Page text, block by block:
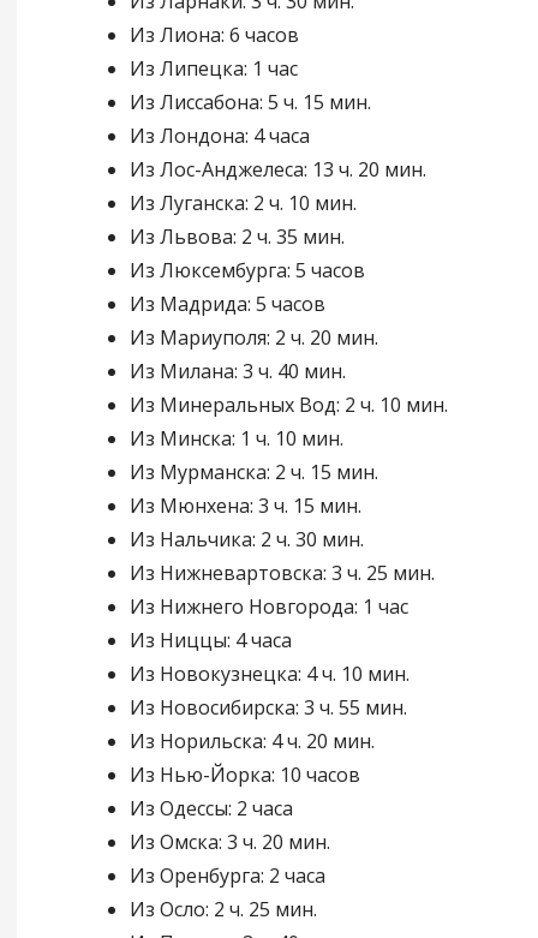
Из Лиона: 6 часов
Из Липецка: 1 час
Из Лиссабона: 5 ч. 15 мин.
Из Лондона: 4 часа
Из Лос-Анджелеса: 13 ч. 20 мин.
Из Луганска: 2 ч. 10 мин.
Из Львова: 2 ч. 35 мин.
Из Люксембурга: 5 часов
Из Мадрида: 5 часов
Из Мариуполя: 2 ч. 20 мин.
Из Милана: 3 ч. 40 мин.
Из Минеральных Вод: 2 ч. 10 мин.
Из Минска: 1 ч. 10 мин.
Из Мурманска: 2 ч. 15 мин.
Из Мюнхена: 3 ч. 15 мин.
Из Нальчика: 2 ч. 30 мин.
Из Нижневартовска: 3 ч. 25 мин.
Из Нижнего Новгорода: 1 час
Из Ниццы: 4 часа
Из Новокузнецка: 4 ч. 10 мин.
Из Новосибирска: 3 ч. 55 мин.
Из Норильска: 4 ч. 20 мин.
Из Нью-Йорка: 10 часов
Из Одессы: 2 часа
Из Омска: 3 ч. 20 мин.
Из Оренбурга: 2 часа
Из Осло: 2 ч. 25 мин.